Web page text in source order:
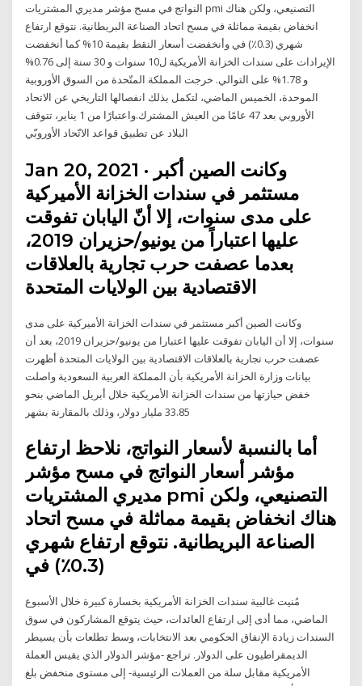
النواتج في مسح مؤشر مديري المشتريات pmi التصنيعي، ولكن هناك
انخفاض بقيمة مماثلة في مسح اتحاد الصناعة البريطانية. نتوقع ارتفاع
شهري (0.3٪) في وأنخفضت أسعار النقط بقيمة 10% كما أنخفضت
الإيرادات على سندات الخزانة الأمريكية ل10 سنوات و 30 سنة إلى 0.76%
و 1.78% على التوالي. خرجت المملكة المتّحدة من السوق الأوروبية
الموحدة، الخميس الماضي، لتكمل بذلك انفصالها التاريخي عن الاتحاد
الأوروبي بعد 47 عامًا من العيش المشترك.واعتبارًا من 1 يناير، تتوقف
البلاد عن تطبيق قواعد الاتّحاد الأوروبّي
Jan 20, 2021 · وكانت الصين أكبر
مستثمر في سندات الخزانة الأميركية
على مدى سنوات، إلا أنّ اليابان تفوقت
عليها اعتباراً من يونيو/حزيران 2019،
بعدما عصفت حرب تجارية بالعلاقات
الاقتصادية بين الولايات المتحدة
وكانت الصين أكبر مستثمر في سندات الخزانة الأميركية على مدى
سنوات، إلا أن اليابان تفوقت عليها اعتبارا من يونيو/حزيران 2019، بعد أن
عصفت حرب تجارية بالعلاقات الاقتصادية بين الولايات المتحدة أظهرت
بيانات وزارة الخزانة الأمريكية بأن المملكة العربية السعودية واصلت
خفض حيازتها من سندات الخزانة الأمريكية خلال أبريل الماضي بنحو
33.85 مليار دولار، وذلك بالمقارنة بشهر
أما بالنسبة لأسعار النواتج، نلاحظ ارتفاع
مؤشر أسعار النواتج في مسح مؤشر
مديري المشتريات pmi التصنيعي، ولكن
هناك انخفاض بقيمة مماثلة في مسح اتحاد
الصناعة البريطانية. نتوقع ارتفاع شهري
(0.3٪) في
مُنيت غالبية سندات الخزانة الأمريكية بخسارة كبيرة خلال الأسبوع
الماضي، مما أدى إلى ارتفاع العائدات، حيث يتوقع المشاركون في سوق
السندات زيادة الإنفاق الحكومي بعد الانتخابات، وسط تطلعات بأن يسيطر
الديمقراطيون على الدولار. تراجع -مؤشر الدولار الذي يقيس العملة
الأمريكية مقابل سلة من العملات الرئيسية- إلى مستوى منخفض بلغ